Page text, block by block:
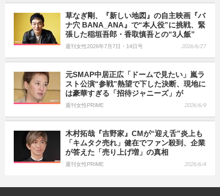
草なぎ剛、『新しい地図』の自主映画『バ
ナ穴 BANA_ANA』で“本人役”に挑戦、緊
張した稲垣吾郎・香取慎吾との“3人飯”
週刊女性2026年7月7日・14日号 2026/6/27
元SMAP中居正広「ドームで見たい」嵐ラ
スト公演“参戦”熱望で下した決断、現地に
は豪華すぎる「招待ジャニーズ」が
週刊女性PRIME 2026/6/9
木村拓哉『吉野家』CMが“迎え舌”炎上も
「キムタク売れ」健在でファン殺到、企業
が答えた「売り上げ増」の真相
週刊女性PRIME 2026/6/4